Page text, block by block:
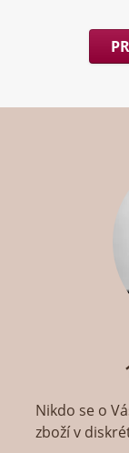
Nikdo se o
zboží v